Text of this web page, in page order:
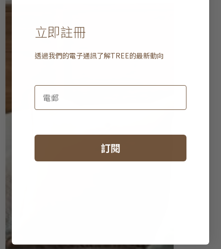
立即註冊
透過我們的電子通訊了解TREE的最新動向
訂閱